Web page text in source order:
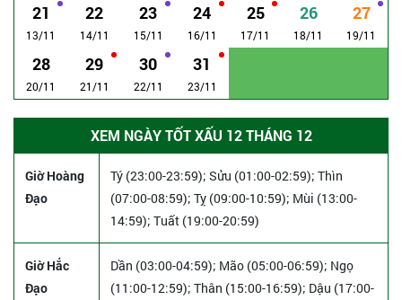
21
13/11
22
14/11
23
15/11
24
16/11
25
17/11
26
18/11
27
19/11
28
20/11
29
21/11
30
22/11
31
23/11
XEM NGÀY TỐT XẤU 12 THÁNG 12
Giờ Hoàng
Đạo
Tý (23:00-23:59); Sửu (01:00-02:59); Thìn
(07:00-08:59); Tỵ (09:00-10:59); Mùi (13:00-
14:59); Tuất (19:00-20:59)
Giờ Hắc
Đạo
Dần (03:00-04:59); Mão (05:00-06:59); Ngọ
(11:00-12:59); Thân (15:00-16:59); Dậu (17:00-